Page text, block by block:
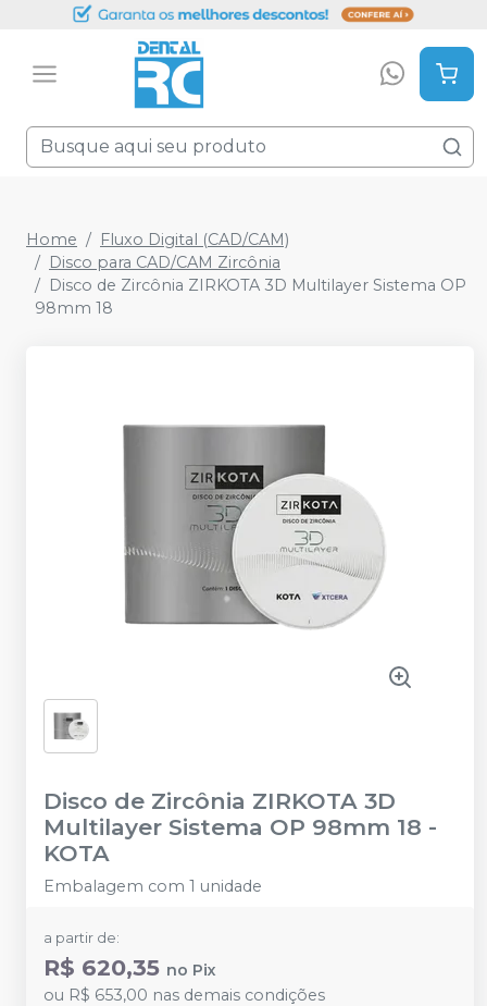
Home
Fluxo Digital (CAD/CAM)
Disco para CAD/CAM Zircônia
Disco de Zircônia ZIRKOTA 3D Multilayer Sistema OP
98mm 18
Disco de Zircônia ZIRKOTA 3D
Multilayer Sistema OP 98mm 18 -
KOTA
Embalagem com 1 unidade
a partir de:
R$ 620,35 no Pix
ou R$ 653,00 nas demais condições